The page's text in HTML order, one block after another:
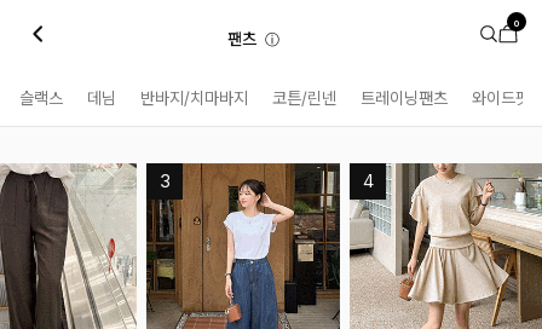
팬츠 ⓘ
0
슬랙스 데님 반바지/치마바지 코튼/린넨 트레이닝팬츠 와이드핏